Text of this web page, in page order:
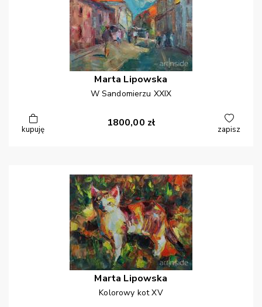
Marta Lipowska
W Sandomierzu XXIX
kupuję
1800,00 zł
zapisz
Marta Lipowska
Kolorowy kot XV